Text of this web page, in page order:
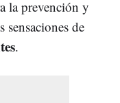
la prevención y
sensaciones de
.